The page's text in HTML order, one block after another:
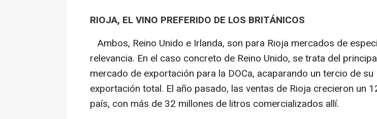
RIOJA, EL VINO PREFERIDO DE LOS BRITÁNICOS
Ambos, Reino Unido e Irlanda, son para Rioja mercados de
relevancia. En el caso concreto de Reino Unido, se trata del
mercado de exportación para la DOCa, acaparando un tercio de su
exportación total. El año pasado, las ventas de Rioja crecieron un
país, con más de 32 millones de litros comercializados allí.